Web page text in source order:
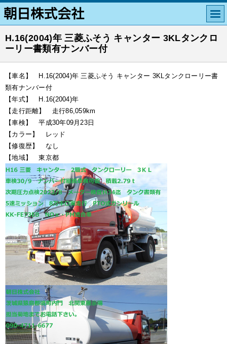
H.16(2004)年 三菱ふそう キャンター 3KLタンクロ
ーリー書類有ナンバー付
【車名】 H.16(2004)年 三菱ふそう キャンター 3KLタンクローリー書
類有ナンバー付
【年式】 H.16(2004)年
【走行距離】 走行86,059km
【車検】 平成30年09月23日
【カラー】 レッド
【修復歴】 なし
【地域】 東京都